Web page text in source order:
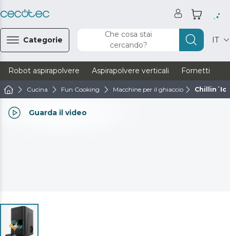
Categorie
Che cosa stai
cercando?
IT
Robot aspirapolvere Aspirapolvere verticali Fornetti
Cucina Fun Cooking Macchine per il ghiaccio
Guarda il video